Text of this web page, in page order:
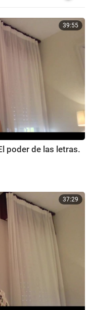
39:55
poder de las letras.
37:29